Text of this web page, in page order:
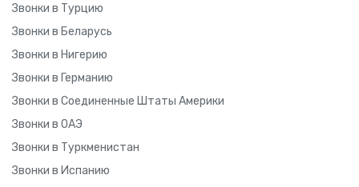
Звонки в Турцию
Звонки в Беларусь
Звонки в Нигерию
Звонки в Германию
Звонки в Соединенные Штаты Америки
Звонки в ОАЭ
Звонки в Туркменистан
Звонки в Испанию